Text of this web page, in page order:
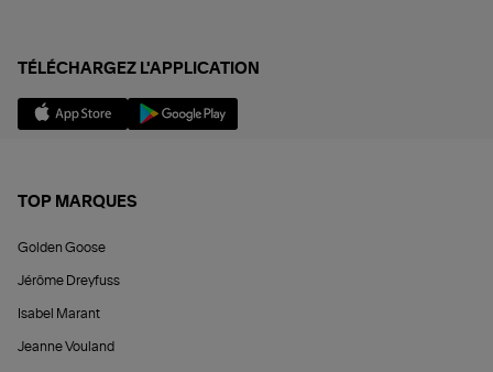
TÉLÉCHARGEZ L'APPLICATION
TOP MARQUES
Golden Goose
Jérôme Dreyfuss
Isabel Marant
Jeanne Vouland